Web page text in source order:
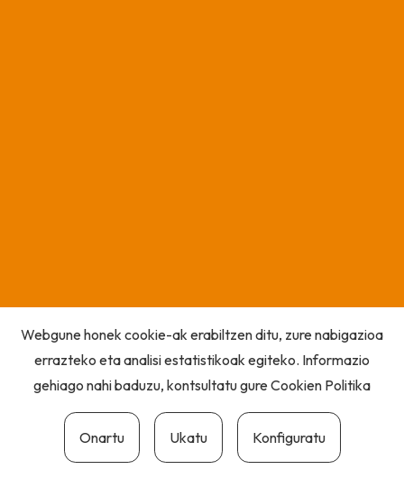
Webgune honek cookie-ak erabiltzen ditu, zure nabigazioa
errazteko eta analisi estatistikoak egiteko. Informazio
gehiago nahi baduzu, kontsultatu gureCookien Politika
Onartu Ukatu Konfiguratu